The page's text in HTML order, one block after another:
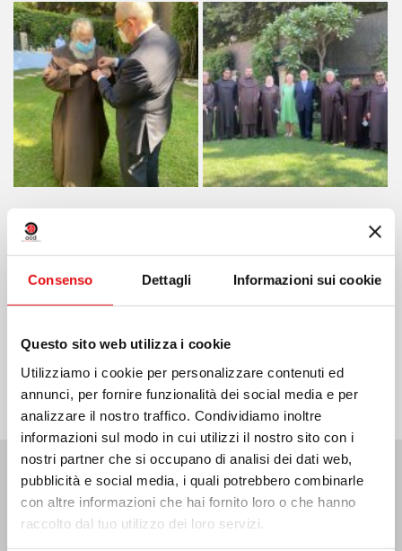
Consenso Dettagli Informazioni sui cookie
Questo sito web utilizza i cookie
Utilizziamo i cookie per personalizzare contenuti ed
annunci, per fornire funzionalità dei social media e per
analizzare il nostro traffico. Condividiamo inoltre
informazioni sul modo in cui utilizzi il nostro sito con i
nostri partner che si occupano di analisi dei dati web,
pubblicità e social media, i quali potrebbero combinarle
con altre informazioni che hai fornito loro o che hanno
raccolto dal tuo utilizzo dei loro servizi.
Condividi su:
Ultime Notizie: